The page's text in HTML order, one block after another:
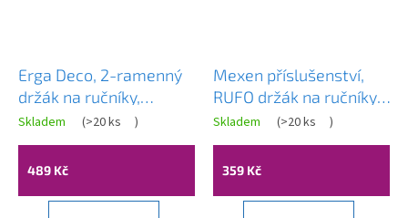
Erga Deco, 2-ramenný
držák na ručníky,
antická mosaz, ERG-
00402
Skladem (>20 ks )
489 Kč
Mexen příslušenství,
RUFO držák na ručníky,
2-dílný, černá,
7050925-70
Skladem (>20 ks )
359 Kč